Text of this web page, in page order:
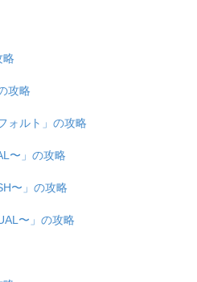
略
攻略
ォルト」の攻略
〜」の攻略
〜」の攻略
〜」の攻略